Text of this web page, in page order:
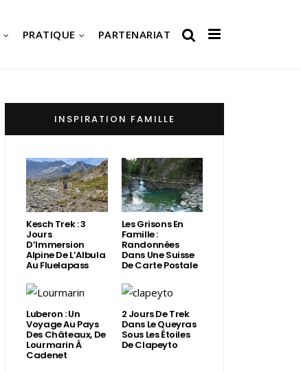
PRATIQUE PARTENARIAT
INSPIRATION FAMILLE
Kesch Trek : 3
Jours
D’Immersion
Alpine De L’Albula
Au Fluelapass
Les Grisons En
Famille :
Randonnées
Dans Une Suisse
De Carte Postale
Luberon : Un
Voyage Au Pays
Des Châteaux, De
Lourmarin À
Cadenet
2 Jours De Trek
Dans Le Queyras
Sous Les Étoiles
De Clapeyto